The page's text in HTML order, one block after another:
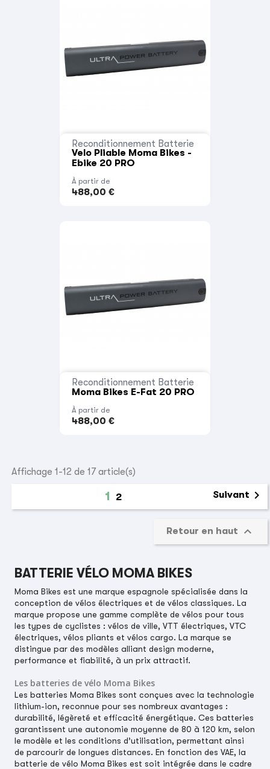
Reconditionnement Batterie
Velo Pliable Moma Bikes -
Ebike 20 PRO
À partir de
488,00 €
Reconditionnement Batterie
Moma Bikes E-Fat 20 PRO
À partir de
488,00 €
Affichage 1-12 de 17 article(s)
1 2 Suivant 
Retour en haut 
BATTERIE VÉLO MOMA BIKES
Moma Bikes est une marque espagnole spécialisée dans la
conception de vélos électriques et de vélos classiques. La
marque propose une gamme complète de vélos pour tous
les types de cyclistes : vélos de ville, VTT électriques, VTC
électriques, vélos pliants et vélos cargo. La marque se
distingue par des modèles alliant design moderne,
performance et fiabilité, à un prix attractif.
Les batteries de vélo Moma Bikes
Les batteries Moma Bikes sont conçues avec la technologie
lithium-ion, reconnue pour ses nombreux avantages :
durabilité, légèreté et efficacité énergétique. Ces batteries
garantissent une autonomie moyenne de 80 à 120 km, selon
le modèle et les conditions d’utilisation, permettant ainsi
de parcourir de longues distances. En fonction des VAE, la
batterie de vélo Moma Bikes est soit intégrée dans le cadre